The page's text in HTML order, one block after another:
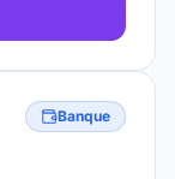
Banque